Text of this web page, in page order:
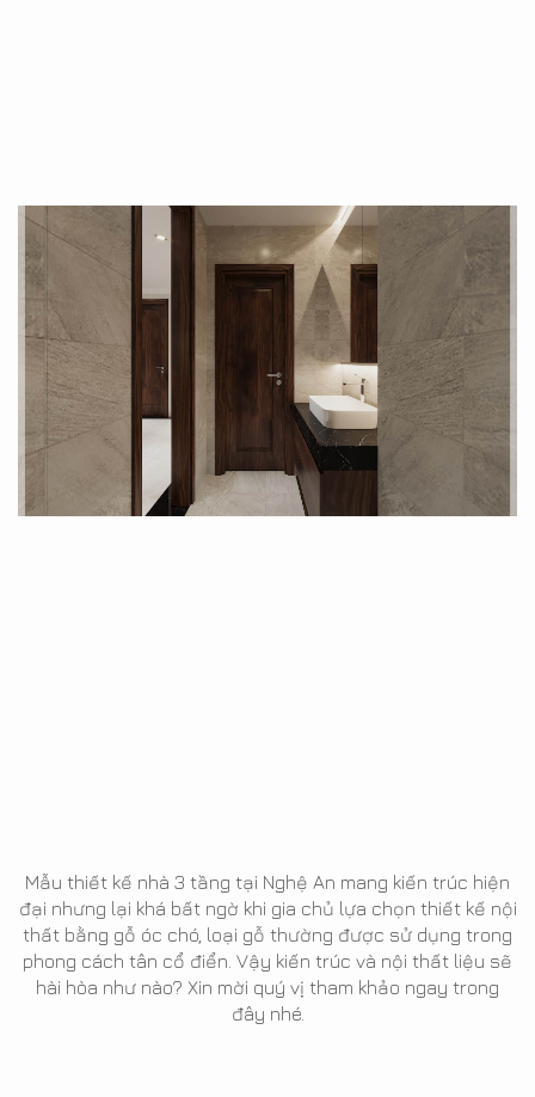
Mẫu thiết kế nhà 3 tầng tại Nghệ An mang kiến trúc hiện
đại nhưng lại khá bất ngờ khi gia chủ lựa chọn thiết kế nội
thất bằng gỗ óc chó, loại gỗ thường được sử dụng trong
phong cách tân cổ điển. Vậy kiến trúc và nội thất liệu sẽ
hài hòa như nào? Xin mời quý vị tham khảo ngay trong
đây nhé.